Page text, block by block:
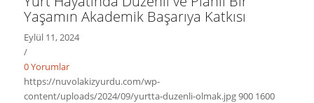
Yaşamın Akademik Başarıya Katkısı
Eylül 11, 2024
/
0 Yorumlar
https://nuvolakizyurdu.com/wp-
content/uploads/2024/09/yurtta-duzenli-olmak.jpg900 1600